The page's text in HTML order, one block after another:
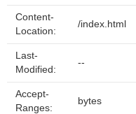
Content-
Location:
/index.html
Last-
Modified:
--
Accept-
Ranges:
bytes